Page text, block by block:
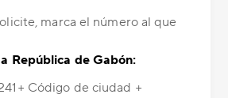
marca el número al que
República de Gabón:
Código de ciudad +